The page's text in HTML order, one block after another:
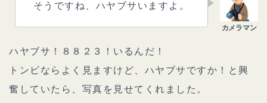
そうですね、ハヤブサいますよ。
ハヤブサ！８８２３！いるんだ！
トンビならよく見ますけど、ハヤブサですか！と興
奮していたら、写真を見せてくれました。